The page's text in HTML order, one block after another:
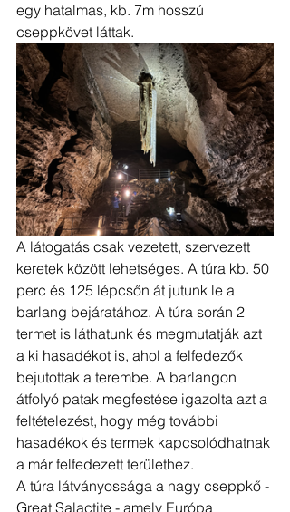
egy hatalmas, kb. 7m hosszú
cseppkövet láttak.
A látogatás csak vezetett, szervezett
keretek között lehetséges. A túra kb. 50
perc és 125 lépcsőn át jutunk le a
barlang bejáratához. A túra során 2
termet is láthatunk és megmutatják azt
a ki hasadékot is, ahol a felfedezők
bejutottak a terembe. A barlangon
átfolyó patak megfestése igazolta azt a
feltételezést, hogy még további
hasadékok és termek kapcsolódhatnak
a már felfedezett területhez.
A túra látványossága a nagy cseppkő -
Great Salactite - amely Európa